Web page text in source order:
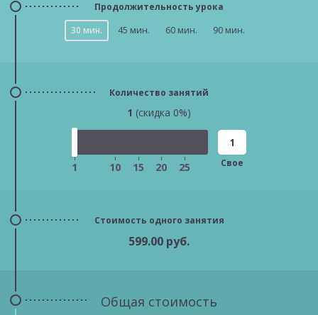
Продолжительность урока
30 мин.
45 мин. 60 мин. 90 мин.
Количество занятий
1 (скидка 0%)
1 10 15 20 25 Свое
Стоимость одного занятия
599.00 руб.
Общая стоимость